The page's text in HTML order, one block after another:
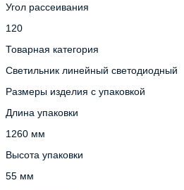
Угол рассеивания
120
Товарная категория
Светильник линейный светодиодный
Размеры изделия с упаковкой
Длина упаковки
1260 мм
Высота упаковки
55 мм